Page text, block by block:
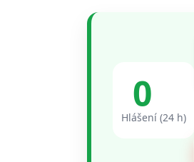
0
Hlášení (24 h)